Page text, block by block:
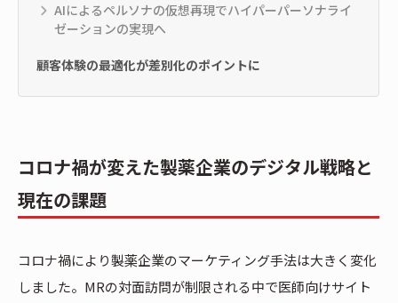
AIによるペルソナの仮想再現でハイパーパーソナライ
ゼーションの実現へ
顧客体験の最適化が差別化のポイントに
コロナ禍が変えた製薬企業のデジタル戦略と
現在の課題
コロナ禍により製薬企業のマーケティング手法は大きく変化
しました。MRの対面訪問が制限される中で医師向けサイト